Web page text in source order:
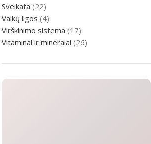
Sveikata (22)
Vaikų ligos (4)
Virškinimo sistema (17)
Vitaminai ir mineralai (26)